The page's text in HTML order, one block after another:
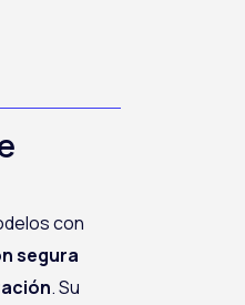
con
segura
. Su